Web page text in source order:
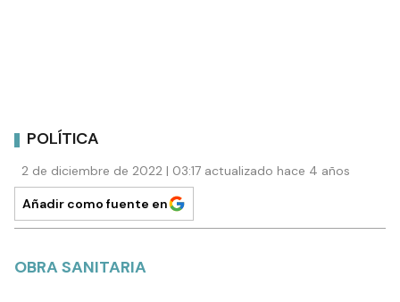
POLÍTICA
2 de diciembre de 2022 | 03:17 actualizado hace 4 años
Añadir como fuente en
OBRA SANITARIA